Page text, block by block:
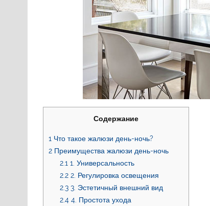
Содержание
1 Что такое жалюзи день-ночь?
2 Преимущества жалюзи день-ночь
2.1 1. Универсальность
2.22. Регулировка освещения
2.33. Эстетичный внешний вид
2.44. Простота ухода